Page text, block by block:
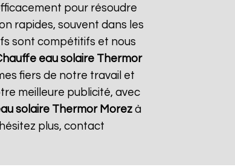
pour résoudre
rapides, souvent dans les
sont compétitifs et nous
eau solaire Thermor
fiers de notre travail et
meilleure publicité, avec
solaire Thermor Morez à
plus, contact